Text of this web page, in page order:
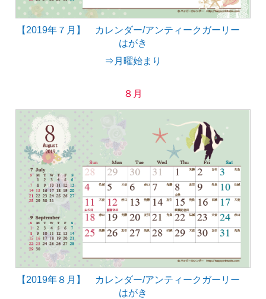
【2019年７月】 カレンダー/アンティークガーリー
はがき
⇒月曜始まり
８月
【2019年８月】 カレンダー/アンティークガーリー
はがき